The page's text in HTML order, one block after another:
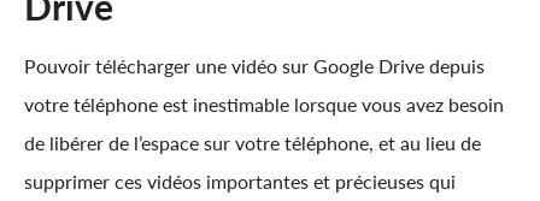
Pouvoir télécharger une vidéo sur Google Drive depuis
votre téléphone est inestimable lorsque vous avez besoin
de libérer de l’espace sur votre téléphone, et au lieu de
supprimer ces vidéos importantes et précieuses qui